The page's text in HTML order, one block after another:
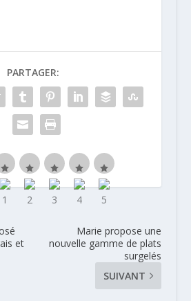
PARTAGER:
et
Marie propose une
nouvelle gamme de plats
surgelés
SUIVANT